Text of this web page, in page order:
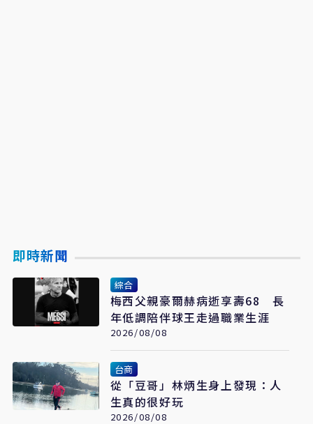
即時新聞
綜合
梅西父親豪爾赫病逝享壽68 長
年低調陪伴球王走過職業生涯
2026/08/08
台商
從「豆哥」林炳生身上發現：人
生真的很好玩
2026/08/08